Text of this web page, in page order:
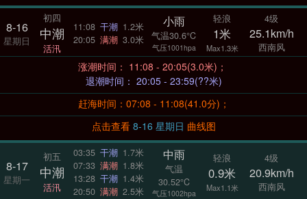
8-16
星期日
初四
中潮
活汛
11:08 干潮 1.2米
20:05 满潮 3.0米
小雨
气温30.6°C
气压1001hpa
轻浪
1米
Max1.3米
4级
25.1km/h
西南风
涨潮时间： 11:08 - 20:05(3.0米)；
退潮时间： 20:05 - 23:59(??米)
赶海时间：07:08 - 11:08(41.0分)；
点击查看
8-16 星期日 曲线图
8-17
星期一
初五
中潮
活汛
03:35 干潮 1.7米
07:33 满潮 1.8米
13:28 干潮 1.4米
20:50 满潮 2.5米
中雨
气温
30.52°C
气压1002hpa
轻浪
0.9米
Max1.1米
4级
20.9km/h
西南风